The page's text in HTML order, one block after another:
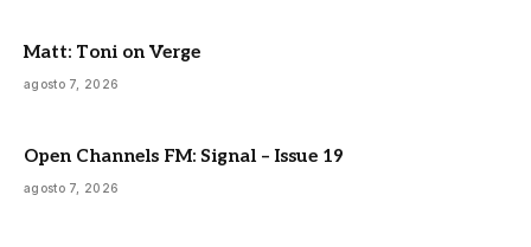
Matt: Toni on Verge
agosto 7, 2026
Open Channels FM: Signal – Issue 19
agosto 7, 2026